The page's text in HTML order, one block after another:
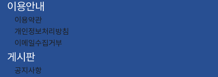
이용안내
이용약관
개인정보처리방침
이메일수집거부
게시판
공지사항